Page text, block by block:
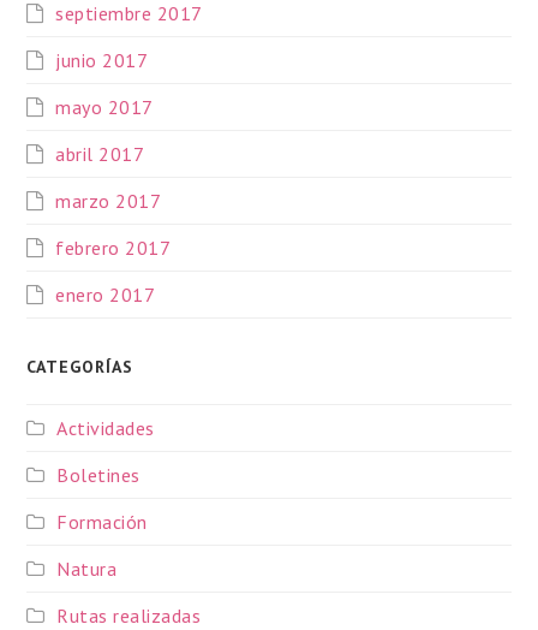
septiembre 2017
junio 2017
mayo 2017
abril 2017
marzo 2017
febrero 2017
enero 2017
CATEGORÍAS
Actividades
Boletines
Formación
Natura
Rutas realizadas